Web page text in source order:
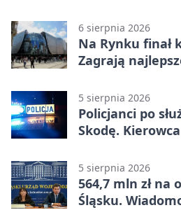
6 sierpnia 2026
Na Rynku finał
Zagrają
5 sierpnia 2026
Policjanci po
Skodę.
5 sierpnia 2026
564,7 mln zł na
Śląsku.